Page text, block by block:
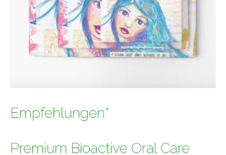
Empfehlungen*
Premium Bioactive Oral Care